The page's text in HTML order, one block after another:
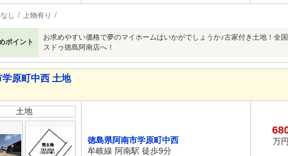
し 上物有り
ポイント
お求めやすい価格で夢のマイホームはいかがでしょうか♪古家付き土地！全
スドゥ徳島阿南店へ！
原町中西 土地
土地
徳島県阿南市学原町中西
牟岐線 阿南駅 徒歩9分
万円